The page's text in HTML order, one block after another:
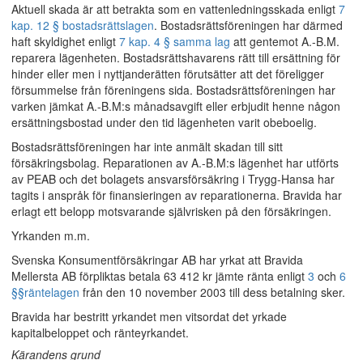
Aktuell skada är att betrakta som en vattenledningsskada enligt 7
kap. 12 § bostadsrättslagen. Bostadsrättsföreningen har därmed
haft skyldighet enligt 7 kap. 4 § samma lag att gentemot A.-B.M.
reparera lägenheten. Bostadsrättshavarens rätt till ersättning för
hinder eller men i nyttjanderätten förutsätter att det föreligger
försummelse från föreningens sida. Bostadsrättsföreningen har
varken jämkat A.-B.M:s månadsavgift eller erbjudit henne någon
ersättningsbostad under den tid lägenheten varit obeboelig.
Bostadsrättsföreningen har inte anmält skadan till sitt
försäkringsbolag. Reparationen av A.-B.M:s lägenhet har utförts
av PEAB och det bolagets ansvarsförsäkring i Trygg-Hansa har
tagits i anspråk för finansieringen av reparationerna. Bravida har
erlagt ett belopp motsvarande självrisken på den försäkringen.
Yrkanden m.m.
Svenska Konsumentförsäkringar AB har yrkat att Bravida
Mellersta AB förpliktas betala 63 412 kr jämte ränta enligt 3 och 6
§§räntelagen från den 10 november 2003 till dess betalning sker.
Bravida har bestritt yrkandet men vitsordat det yrkade
kapitalbeloppet och ränteyrkandet.
Kärandens grund